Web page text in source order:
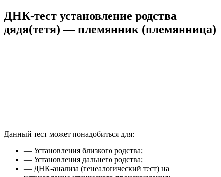
ДНК-тест установление родства
дядя(тетя) — племянник (племянница)
Данный тест может понадобиться для:
— Установления близкого родства;
— Установления дальнего родства;
— ДНК-анализа (генеалогический тест) на